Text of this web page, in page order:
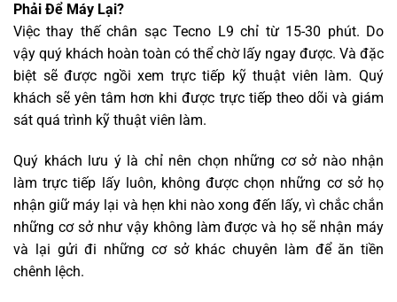
Phải Để Máy Lại?
Việc thay thế chân sạc Tecno L9 chỉ từ 15-30 phút. Do
vậy quý khách hoàn toàn có thể chờ lấy ngay được. Và đặc
biệt sẽ được ngồi xem trực tiếp kỹ thuật viên làm. Quý
khách sẽ yên tâm hơn khi được trực tiếp theo dõi và giám
sát quá trình kỹ thuật viên làm.
Quý khách lưu ý là chỉ nên chọn những cơ sở nào nhận
làm trực tiếp lấy luôn, không được chọn những cơ sở họ
nhận giữ máy lại và hẹn khi nào xong đến lấy, vì chắc chắn
những cơ sở như vậy không làm được và họ sẽ nhận máy
và lại gửi đi những cơ sở khác chuyên làm để ăn tiền
chênh lệch.